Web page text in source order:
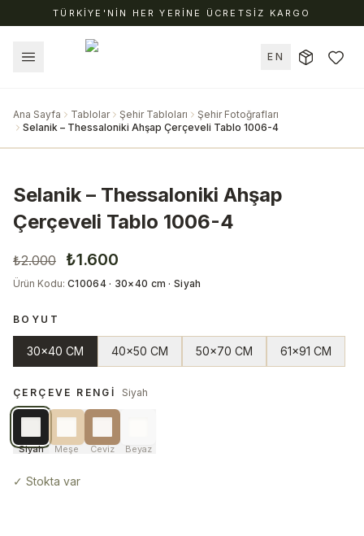
TÜRKİYE'NİN HER YERİNE ÜCRETSİZ KARGO
EN
Ana Sayfa Tablolar Şehir Tabloları
Şehir Fotoğrafları
Selanik – Thessaloniki Ahşap Çerçeveli Tablo 1006-4
Selanik – Thessaloniki Ahşap
Çerçeveli Tablo 1006-4
₺2.000 ₺1.600
Ürün Kodu: C10064 · 30×40 cm · Siyah
BOYUT
30x40 CM 40x50 CM 50x70 CM 61x91 CM
ÇERÇEVE RENGI Siyah
Siyah Meşe Ceviz Beyaz
✓ Stokta var